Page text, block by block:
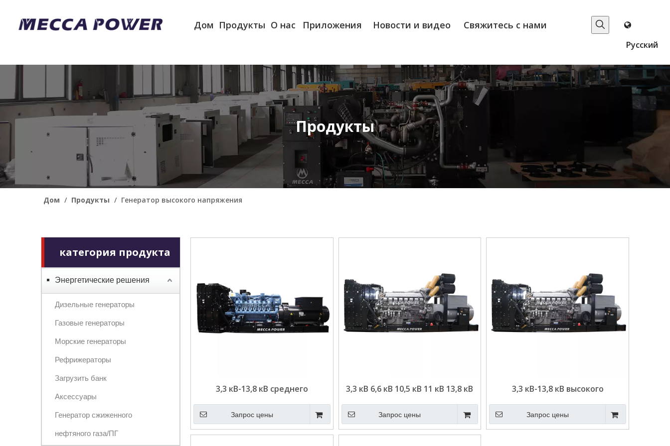
Дом Продукты О нас Приложения Новости и видео Свяжитесь с нами
Pусский
Продукты
Дом / Продукты / Генератор высокого напряжения
категория продукта
Энергетические решения
Дизельные генераторы
Газовые генераторы
Морские генераторы
Рефрижераторы
Загрузить банк
Аксессуары
Генератор сжиженного
нефтяного газа/ПГ
3,3 кВ-13,8 кВ среднего
дизельного генератора MTU
MTU MTU 1800 кВт 2000 кВт
2250KVA 2500 кВА для центра
Запрос цены
3,3 кВ 6,6 кВ 10,5 кВ 11 кВ 13,8 кВ
высокого напряжения
Mitsubishi/SME Diesel Generator
2000 кВт 2500 кВА для центра
Запрос цены
3,3 кВ-13,8 кВ высокого
напряжения genset 1000-3750KVA
Электрический дизельный
генератор
Запрос цены